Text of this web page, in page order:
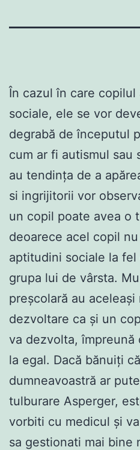
În cazul în care copilul
sociale, ele se vor
degrabă de începutul
cum ar fi autismul sau
au tendința de a
si ingrijitorii vor
un copil poate avea o
deoarece acel copil
aptitudini sociale la
grupa lui de vârsta.
preșcolară au
dezvoltare ca și un
va dezvolta, împreună
la egal. Dacă bănuiți
dumneavoastră ar
tulburare Asperger,
vorbiti cu medicul și
sa gestionati mai bine